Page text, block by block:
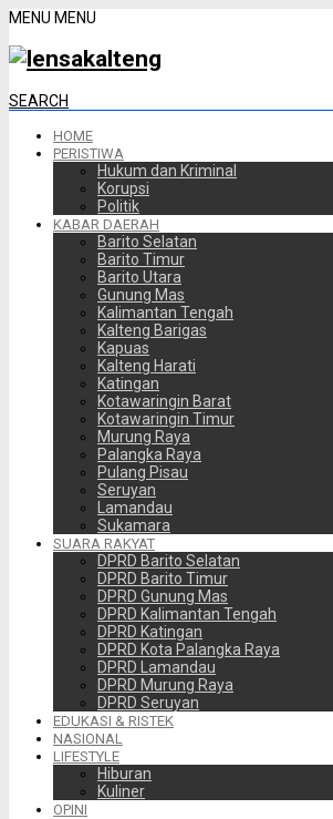
MENU MENU
SEARCH
HOME
PERISTIWA
Hukum dan Kriminal
Korupsi
Politik
KABAR DAERAH
Barito Selatan
Barito Timur
Barito Utara
Gunung Mas
Kalimantan Tengah
Kalteng Barigas
Kapuas
Kalteng Harati
Katingan
Kotawaringin Barat
Kotawaringin Timur
Murung Raya
Palangka Raya
Pulang Pisau
Seruyan
Lamandau
Sukamara
SUARA RAKYAT
DPRD Barito Selatan
DPRD Barito Timur
DPRD Gunung Mas
DPRD Kalimantan Tengah
DPRD Katingan
DPRD Kota Palangka Raya
DPRD Lamandau
DPRD Murung Raya
DPRD Seruyan
EDUKASI & RISTEK
NASIONAL
LIFESTYLE
Hiburan
Kuliner
OPINI